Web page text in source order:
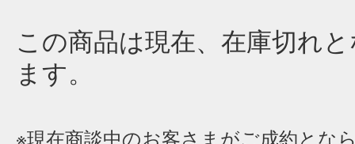
この商品は現在、在庫切れ
ます。
※現在商談中のお客さまがご成約とな